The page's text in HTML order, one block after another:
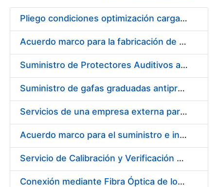
Show/Hide
Pliego condiciones optimización cargas compras firmado
Acuerdo marco para la fabricación de piezas
Suministro de Protectores Auditivos a medida para las personas trabajadoras de los Centros de Trabajo de Madrid y Burgos
Suministro de gafas graduadas antiproyecciones para los trabajadores de la FNMT-RCM en los centros de trabajo de Madrid y Burgos
Servicios de una empresa externa para el asesoramiento y resolución de los recursos de alzada que se presentan relacionados con procesos de selección para la FNMT-RCM
Acuerdo marco para el suministro e instalación de persianas, estores y otros complementos
Servicio de Calibración y Verificación Externa de los Equipos de Medición del Servicio de Prevención de la FNMT-RCM
Conexión mediante Fibra Óptica de los Centros de Proceso de Datos (CPDs) de las sedes de la FNMT-RCM de Burgos y Madrid